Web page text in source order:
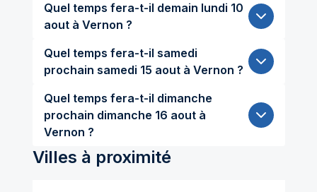
Quel temps fera-t-il demain lundi 10
aout à Vernon ?
Quel temps fera-t-il samedi
prochain samedi 15 aout à Vernon ?
Quel temps fera-t-il dimanche
prochain dimanche 16 aout à
Vernon ?
Villes à proximité